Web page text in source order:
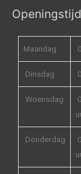
Maandag
Dinsdag
Woensdag
Donderdag